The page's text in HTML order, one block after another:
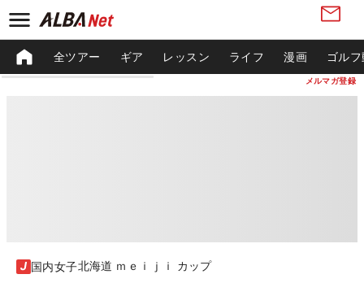
メルマガ登録
全ツアー ギア レッスン ライフ 漫画 ゴル
国内女子北海道 ｍｅｉｊｉ カップ